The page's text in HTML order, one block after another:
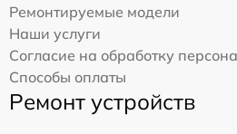
Ремонтируемые модели
Наши услуги
Согласие на обработку
Способы оплаты
Ремонт устройств